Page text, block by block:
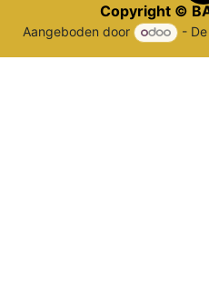
Copyr​ight ©
Aangeboden door - De